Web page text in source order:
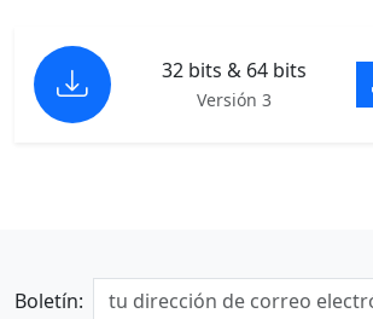
32 bits & 64 bits
Versión 3
Boletín: